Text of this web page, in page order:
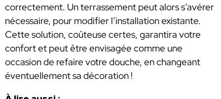
correctement. Un terrassement peut alors s’avérer
nécessaire, pour modifier l’installation existante.
Cette solution, coûteuse certes, garantira votre
confort et peut être envisagée comme une
occasion de refaire votre douche, en changeant
éventuellement sa décoration !